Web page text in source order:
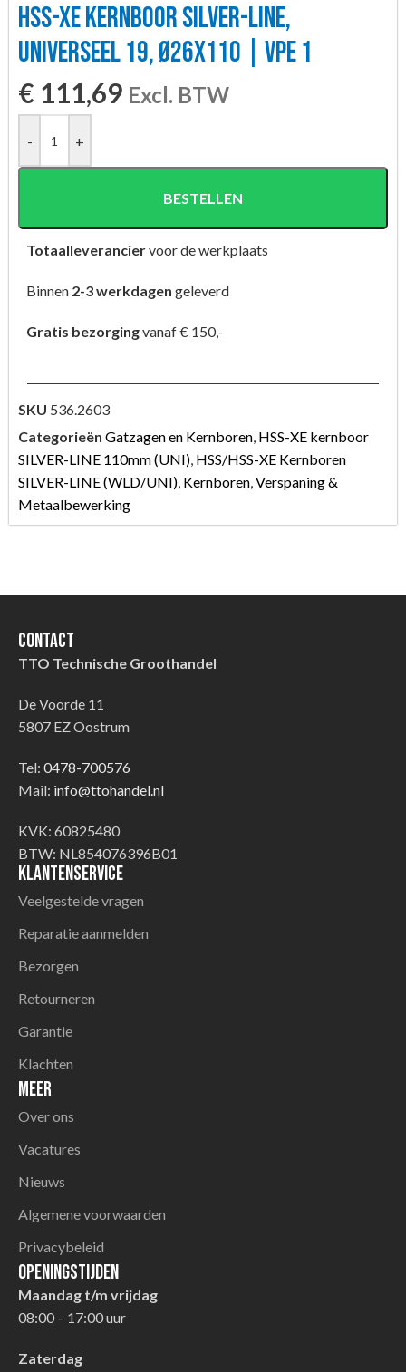
HSS-XE KERNBOOR SILVER-LINE,
UNIVERSEEL 19, Ø26X110 | VPE 1
€ 111,69 Excl. BTW
- +
BESTELLEN
Totaalleveranciervoor de werkplaats
Binnen 2-3 werkdagen geleverd
Gratis bezorgingvanaf € 150,-
SKU 536.2603
Categorieën Gatzagen en Kernboren, HSS-XE kernboor
SILVER-LINE 110mm (UNI), HSS/HSS-XE Kernboren
SILVER-LINE (WLD/UNI), Kernboren,Verspaning &
Metaalbewerking
Contact
TTO Technische Groothandel
De Voorde 11
5807 EZ Oostrum
Tel: 0478-700576
Mail: info@ttohandel.nl
KVK: 60825480
BTW: NL854076396B01
Klantenservice
Veelgestelde vragen
Reparatie aanmelden
Bezorgen
Retourneren
Garantie
Klachten
Meer
Over ons
Vacatures
Nieuws
Algemene voorwaarden
Privacybeleid
Openingstijden
Maandag t/m vrijdag
08:00 – 17:00 uur
Zaterdag